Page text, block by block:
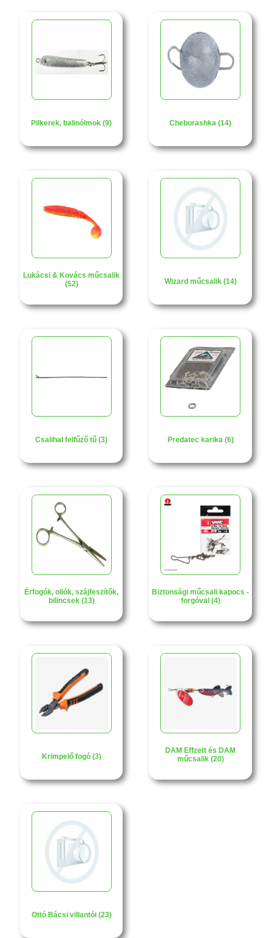
Pilkerek, balinólmok (9) Cheburashka (14)
Lukácsi & Kovács műcsalik
(52)
Wizard műcsalik (14)
Csalihal felfűző tű (3) Predatec karika (6)
Érfogók, ollók, szájfeszítők,
bilincsek (13)
Biztonsági műcsali kapocs -
forgóval (4)
Krimpelő fogó (3)
DAM Effzett és DAM
műcsalik (20)
Ottó Bácsi villantói (23)